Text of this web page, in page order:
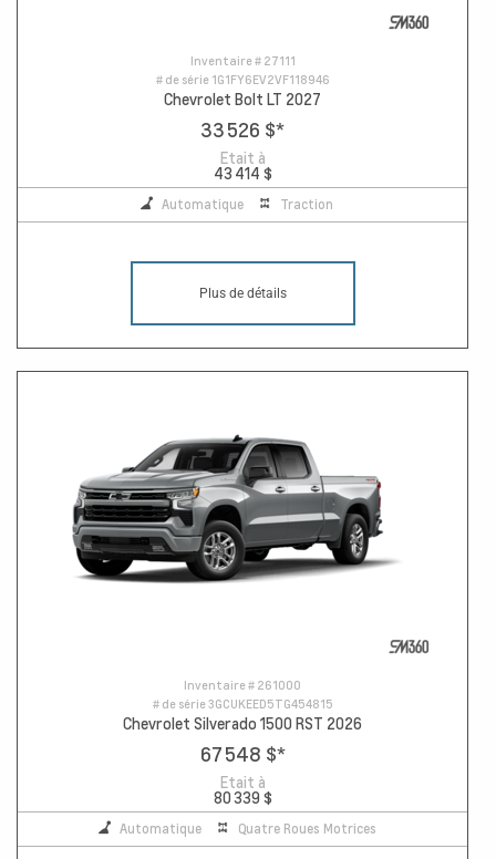
Inventaire # 27111
# de série 1G1FY6EV2VF118946
Chevrolet Bolt LT 2027
33 526 $*
Etait à
43 414 $
Automatique Traction
Plus de détails
Inventaire # 261000
# de série3GCUKEED5TG454815
Chevrolet Silverado 1500 RST 2026
67 548 $*
Etait à
80 339 $
Automatique Quatre Roues Motrices